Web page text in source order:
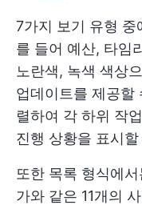
7가지 보기 유형 중
를 들어 예산, 타임
노란색, 녹색 색상
업데이트를 제공할
렬하여 각 하위 작
진행 상황을 표시
또한 목록 형식에
가와 같은 11개의